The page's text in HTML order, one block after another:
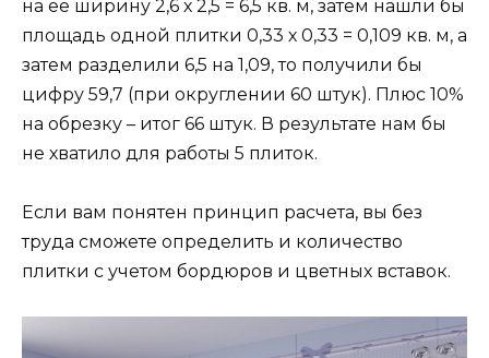
на ее ширину 2,6 х 2,5 = 6,5 кв. м, затем нашли бы
площадь одной плитки 0,33 х 0,33 = 0,109 кв. м, а
затем разделили 6,5 на 1,09, то получили бы
цифру 59,7 (при округлении 60 штук). Плюс 10%
на обрезку – итог 66 штук. В результате нам бы
не хватило для работы 5 плиток.
Если вам понятен принцип расчета, вы без
труда сможете определить и количество
плитки с учетом бордюров и цветных вставок.